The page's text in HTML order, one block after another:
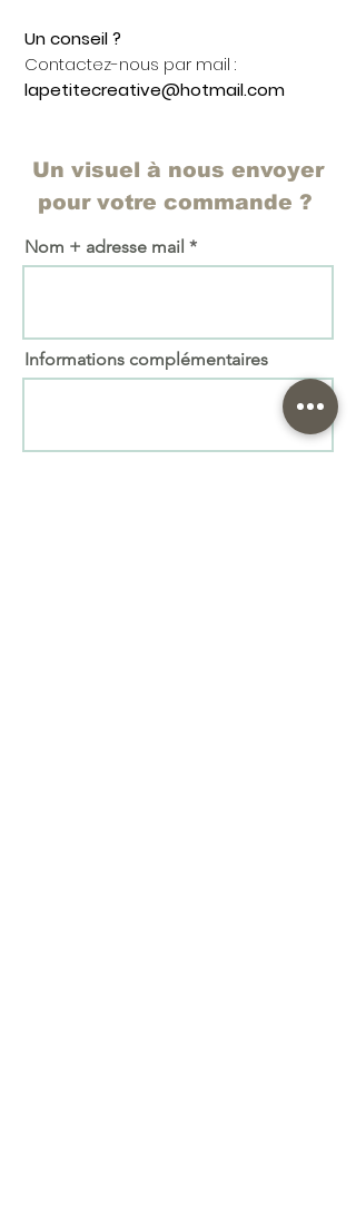
Un conseil ?
Contactez-nous par mail :
lapetitecreative@hotmail.com
Un visuel à nous envoyer
pour votre commande ?
Nom + adresse mail
Informations complémentaires